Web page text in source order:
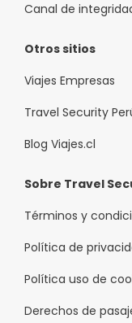
Canal de
Otros sitios
Viajes Empresas
Travel Security
Blog Viajes.cl
Sobre Travel
Términos y
Política de
Política uso de
Derechos de